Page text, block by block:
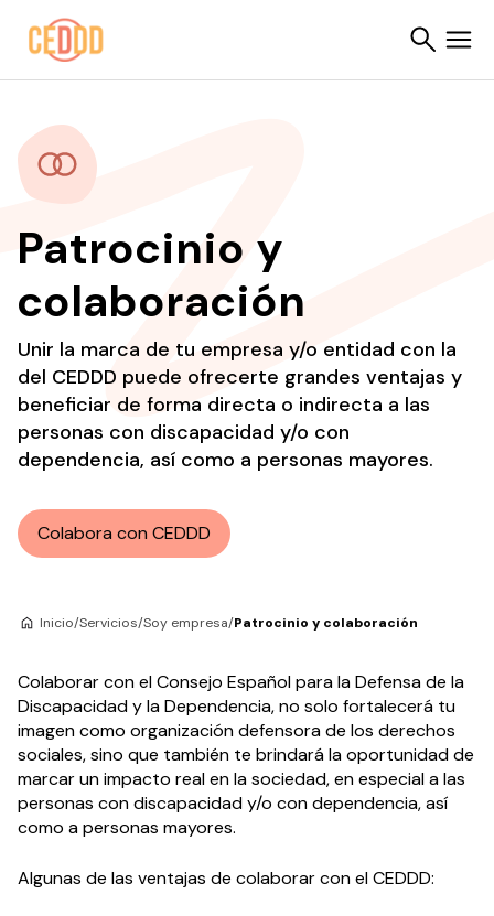
Patrocinio y
colaboración
Unir la marca de tu empresa y/o entidad con la
del CEDDD puede ofrecerte grandes ventajas y
beneficiar de forma directa o indirecta a las
personas con discapacidad y/o con
dependencia, así como a personas mayores.
Colabora con CEDDD
Inicio/Servicios/Soy empresa/Patrocinio y colaboración
Colaborar con el Consejo Español para la Defensa de la
Discapacidad y la Dependencia, no solo fortalecerá tu
imagen como organización defensora de los derechos
sociales, sino que también te brindará la oportunidad de
marcar un impacto real en la sociedad, en especial a las
personas con discapacidad y/o con dependencia, así
como a personas mayores.
Algunas de las ventajas de colaborar con el CEDDD: